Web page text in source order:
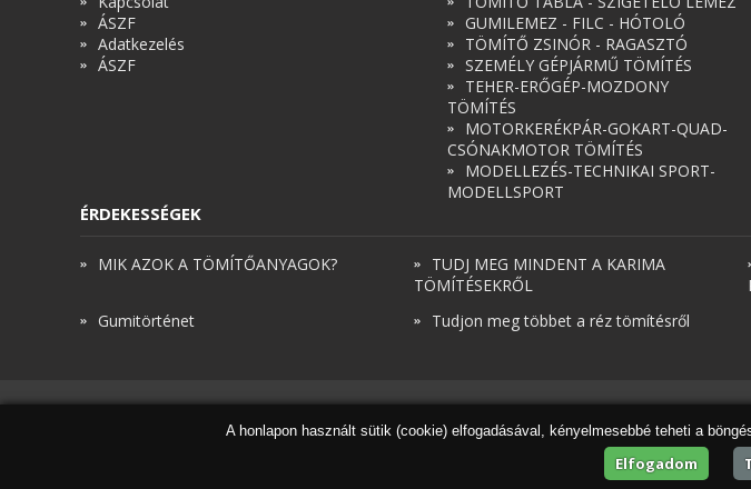
ÁSZF
Adatkezelés
ÁSZF
GUMILEMEZ - FILC - HÓTOLÓ
TÖMÍTŐ ZSINÓR - RAGASZTÓ
SZEMÉLY GÉPJÁRMŰ TÖMÍTÉS
TEHER-ERŐGÉP-MOZDONY
TÖMÍTÉS
MOTORKERÉKPÁR-GOKART-QUAD-
CSÓNAKMOTOR TÖMÍTÉS
MODELLEZÉS-TECHNIKAI SPORT-
MODELLSPORT
ÉRDEKESSÉGEK
MIK AZOK A TÖMÍTŐANYAGOK?
TUDJ MEG MINDENT A KARIMA
TÖMÍTÉSEKRŐL
Gumitörténet
Tudjon meg többet a réz tömítésről
© Török és Társai 2026 - Minden jog fenntartva
A honlapon használt sütik (cookie) elfogadásával, kényelmesebbé teheti a
Elfogadom